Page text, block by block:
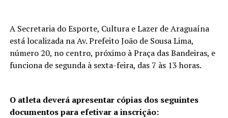
A Secretaria do Esporte, Cultura e Lazer de Araguaína
está localizada na Av. Prefeito João de Sousa Lima,
número 20, no centro, próximo à Praça das Bandeiras, e
funciona de segunda à sexta-feira, das 7 às 13 horas.
O atleta deverá apresentar cópias dos seguintes
documentos para efetivar a inscrição: